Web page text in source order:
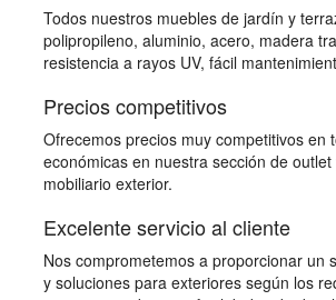
Todos nuestros muebles de jardín y
polipropileno, aluminio, acero, madera
resistencia a rayos UV, fácil
Precios competitivos
Ofrecemos precios muy competitivos
económicas en nuestra sección de
mobiliario exterior.
Excelente servicio al cliente
Nos comprometemos a proporcionar un
y soluciones para exteriores según los